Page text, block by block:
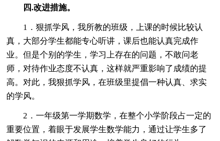
四.改进措施。
1．狠抓学风，我所教的班级，上课的时候比较认
真，大部分学生都能专心听讲，课后也能认真完成作
业。但是个别的学生，学习上存在的问题，不敢问老
师，对待作业态度不认真，这样就严重影响了成绩的提
高。对此，我狠抓学风，在班级里提倡一种认真、求实
的学风。
2．一年级第一学期数学，在整个小学阶段占一定的
重要位置，着眼于发展学生数学能力，通过让学生多了